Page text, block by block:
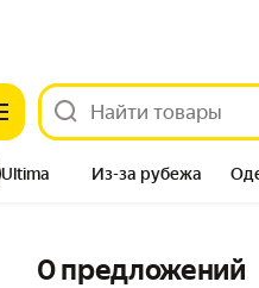
Ultima Из-за рубежа
0 предложений